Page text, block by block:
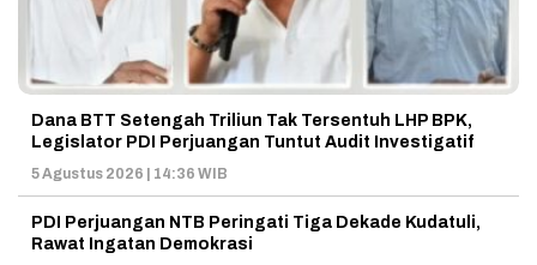
Dana BTT Setengah Triliun Tak Tersentuh LHP BPK,
Legislator PDI Perjuangan Tuntut Audit Investigatif
5 Agustus 2026 | 14:36 WIB
PDI Perjuangan NTB Peringati Tiga Dekade Kudatuli,
Rawat Ingatan Demokrasi